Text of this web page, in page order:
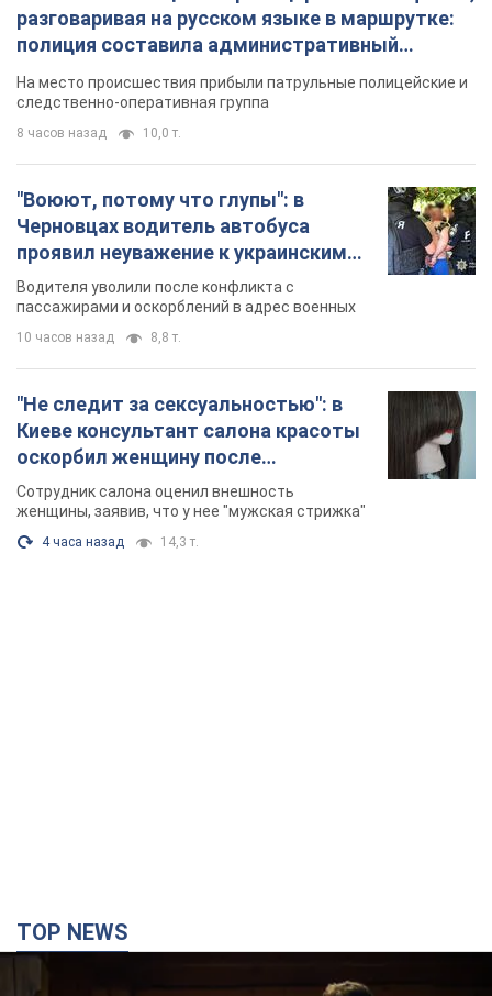
разговаривая на русском языке в маршрутке:
полиция составила административный
протокол. Видео
На место происшествия прибыли патрульные полицейские и
следственно-оперативная группа
8 часов назад 10,0 т.
"Воюют, потому что глупы": в
Черновцах водитель автобуса
проявил неуважение к украинским
военным и поплатился за это.
Видео
Водителя уволили после конфликта с
пассажирами и оскорблений в адрес военных
10 часов назад 8,8 т.
"Не следит за сексуальностью": в
Киеве консультант салона красоты
оскорбил женщину после
химиотерапии, разгорелся скандал.
Фото
Сотрудник салона оценил внешность
женщины, заявив, что у нее "мужская стрижка"
4 часа назад 14,3 т.
TOP NEWS